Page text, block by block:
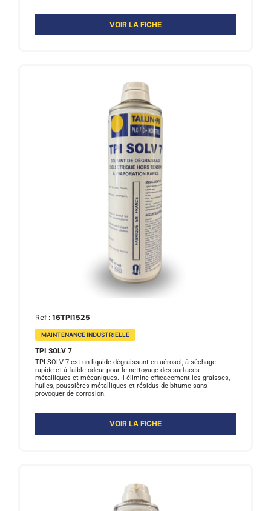
VOIR LA FICHE
Ref : 16TPI1525
MAINTENANCE INDUSTRIELLE
TPI SOLV 7
TPI SOLV 7 est un liquide dégraissant en aérosol, à séchage
rapide et à faible odeur pour le nettoyage des surfaces
métalliques et mécaniques. Il élimine efficacement les graisses,
huiles, poussières métalliques et résidus de bitume sans
provoquer de corrosion.
VOIR LA FICHE